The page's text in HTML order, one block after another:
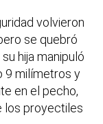
volvieron
se quebró
hija manipuló
9 milímetros y
en el pecho,
los proyectiles